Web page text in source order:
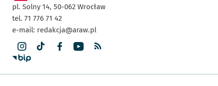
pl. Solny 14, 50-062 Wrocław
tel. 71 776 71 42
e-mail: redakcja@araw.pl